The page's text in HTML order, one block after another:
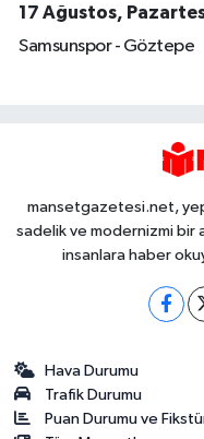
17 Ağustos,
Samsunspor - Göztepe
mansetgazetesi.net,
sadelik ve modernizmi bir
insanlara haber
Hava Durumu
Trafik Durumu
Puan Durumu ve